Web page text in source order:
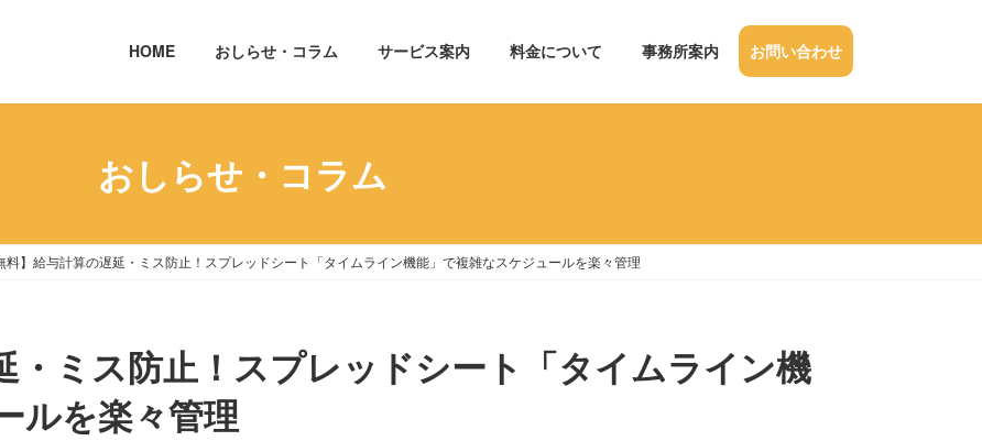
HOME おしらせ・コラム サービス案内 料金について 事務所案内 お問い合わせ
おしらせ・コラム
料】給与計算の遅延・ミス防止！スプレッドシート「タイムライン機能」で複雑なスケジュールを楽々管理
・ミス防止！スプレッドシート「タイムライン機
ルを楽々管理